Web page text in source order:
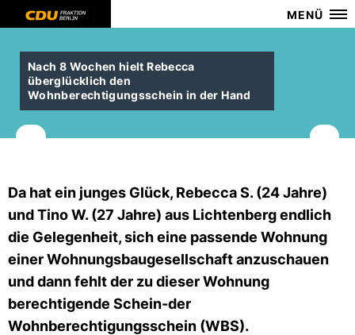
MENÜ
Nach 8 Wochen hielt Rebecca
überglücklich den
Wohnberechtigungsschein in der Hand
Da hat ein junges Glück, Rebecca S. (24 Jahre)
und Tino W. (27 Jahre) aus Lichtenberg endlich
die Gelegenheit, sich eine passende Wohnung
einer Wohnungsbaugesellschaft anzuschauen
und dann fehlt der zu dieser Wohnung
berechtigende Schein-der
Wohnberechtigungsschein (WBS).